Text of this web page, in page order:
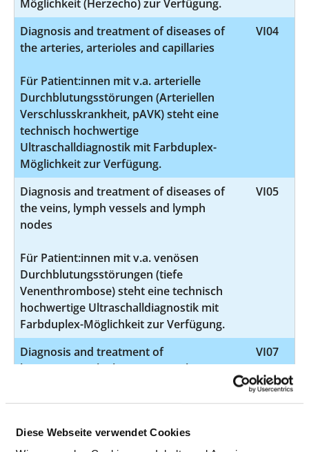
Diese Webseite verwendet Cookies
Möglichkeit (Herzecho) zur Verfügung.
Diagnosis and treatment of diseases of
the arteries, arterioles and capillaries
Für Patient:innen mit v.a. arterielle
Durchblutungsstörungen (Arteriellen
Verschlusskrankheit, pAVK) steht eine
technisch hochwertige
Ultraschalldiagnostik mit Farbduplex-
Möglichkeit zur Verfügung.
VI04
Diagnosis and treatment of diseases of
the veins, lymph vessels and lymph
nodes
Für Patient:innen mit v.a. venösen
Durchblutungsstörungen (tiefe
Venenthrombose) steht eine technisch
hochwertige Ultraschalldiagnostik mit
Farbduplex-Möglichkeit zur Verfügung.
VI05
Diagnosis and treatment of
hypertension (high pressure sickness)
Für die Diagnostik und
Hochdruckkrankheit stehen Geräte zur
VI07